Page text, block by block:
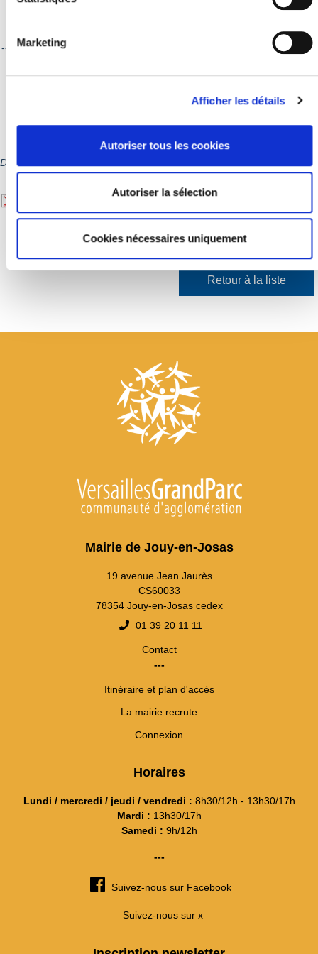
Marketing
Afficher les détails
Autoriser tous les cookies
Autoriser la sélection
Cookies nécessaires uniquement
-----------------------------------------------------------------------------------------
Pour tous renseignements, contactez la Maison Léon Blum :
Par téléphone : 01 30 70 68 46
Documentation téléchargeable
90 ans Front populaire 28 juin Maison Léon Blum.pdf
Retour à la liste
Mairie de Jouy-en-Josas
19 avenue Jean Jaurès
CS60033
78354 Jouy-en-Josas cedex
01 39 20 11 11
Contact
---
Itinéraire et plan d'accès
La mairie recrute
Connexion
Horaires
Lundi / mercredi / jeudi / vendredi : 8h30/12h - 13h30/17h
Mardi : 13h30/17h
Samedi : 9h/12h
---
Suivez-nous sur Facebook
Suivez-nous sur x